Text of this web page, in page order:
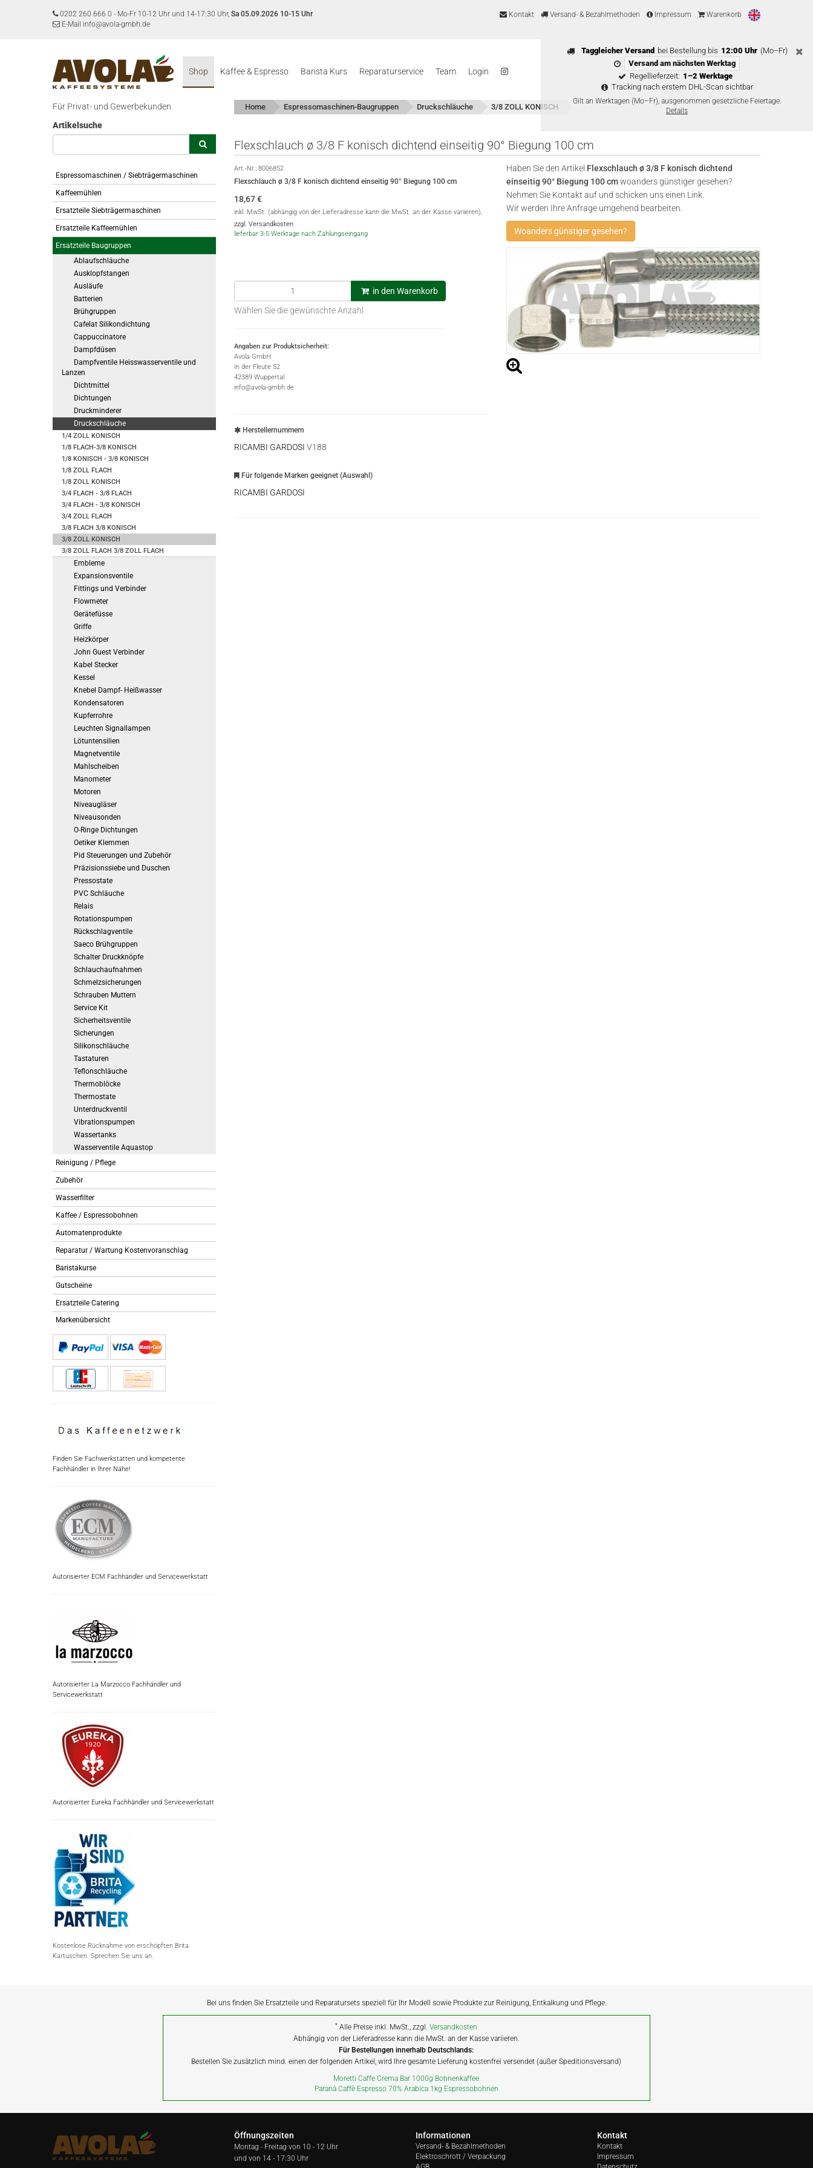
0202 260 666 0 - Mo-Fr 10-12 Uhr und 14-17:30 Uhr, Sa 05.09.2026 10-15 Uhr
E-Mail info@avola-gmbh.de
Kontakt Versand- & Bezahlmethoden Impressum Warenkorb
Taggleicher Versand bei Bestellung bis 12:00 Uhr (Mo–Fr)
Versand am nächsten Werktag
Regellieferzeit: 1–2 Werktage
Tracking nach erstem DHL-Scan sichtbar
Gilt an Werktagen (Mo–Fr), ausgenommen gesetzliche Feiertage.
Details
Shop Kaffee & Espresso Barista Kurs Reparaturservice Team Login
Für Privat- und Gewerbekunden
Artikelsuche
Espressomaschinen / Siebträgermaschinen
Kaffeemühlen
Ersatzteile Siebträgermaschinen
Ersatzteile Kaffeemühlen
Ersatzteile Baugruppen
Ablaufschläuche
Ausklopfstangen
Ausläufe
Batterien
Brühgruppen
Cafelat Silikondichtung
Cappuccinatore
Dampfdüsen
Dampfventile Heisswasserventile und
Lanzen
Dichtmittel
Dichtungen
Druckminderer
Druckschläuche
1/4 ZOLL KONISCH
1/8 FLACH-3/8 KONISCH
1/8 KONISCH - 3/8 KONISCH
1/8 ZOLL FLACH
1/8 ZOLL KONISCH
3/4 FLACH - 3/8 FLACH
3/4 FLACH - 3/8 KONISCH
3/4 ZOLL FLACH
3/8 FLACH 3/8 KONISCH
3/8 ZOLL KONISCH
3/8 ZOLL FLACH 3/8 ZOLL FLACH
Embleme
Expansionsventile
Fittings und Verbinder
Flowmeter
Gerätefüsse
Griffe
Heizkörper
John Guest Verbinder
Kabel Stecker
Kessel
Knebel Dampf- Heißwasser
Kondensatoren
Kupferrohre
Leuchten Signallampen
Lötuntensilien
Magnetventile
Mahlscheiben
Manometer
Motoren
Niveaugläser
Niveausonden
O-Ringe Dichtungen
Oetiker Klemmen
Pid Steuerungen und Zubehör
Präzisionssiebe und Duschen
Pressostate
PVC Schläuche
Relais
Rotationspumpen
Rückschlagventile
Saeco Brühgruppen
Schalter Druckknöpfe
Schlauchaufnahmen
Schmelzsicherungen
Schrauben Muttern
Service Kit
Sicherheitsventile
Sicherungen
Silikonschläuche
Tastaturen
Teflonschläuche
Thermoblöcke
Thermostate
Unterdruckventil
Vibrationspumpen
Wassertanks
Wasserventile Aquastop
Reinigung / Pflege
Zubehör
Wasserfilter
Kaffee / Espressobohnen
Automatenprodukte
Reparatur / Wartung Kostenvoranschlag
Baristakurse
Gutscheine
Ersatzteile Catering
Markenübersicht
Finden Sie Fachwerkstätten und kompetente
Fachhändler in Ihrer Nähe!
Autorisierter ECM Fachhändler und Servicewerkstatt
Autorisierter La Marzocco Fachhändler und
Servicewerkstatt
Autorisierter Eureka Fachhändler und Servicewerkstatt
Kostenlose Rücknahme von erschöpften Brita
Kartuschen. Sprechen Sie uns an.
Home Espressomaschinen-Baugruppen Druckschläuche 3/8 ZOLL KONISCH
Flexschlauch ø 3/8 F konisch dichtend einseitig 90° Biegung 100 cm
Art.-Nr.: 8006852
Flexschlauch ø 3/8 F konisch dichtend einseitig 90° Biegung 100 cm
18,67€
inkl. MwSt. (abhängig von der Lieferadresse kann die MwSt. an der Kasse variieren),
zzgl. Versandkosten
lieferbar 3-5 Werktage nach Zahlungseingang
in den Warenkorb
Wählen Sie die gewünschte Anzahl
Angaben zur Produktsicherheit:
Avola GmbH
In der Fleute 52
42389 Wuppertal
info@avola-gmbh.de
Herstellernummern
RICAMBI GARDOSI V188
Für folgende Marken geeignet (Auswahl)
RICAMBI GARDOSI
Haben Sie den Artikel Flexschlauch ø 3/8 F konisch dichtend
einseitig 90° Biegung 100 cmwoanders günstiger gesehen?
Nehmen Sie Kontakt auf und schicken uns einen Link.
Wir werden Ihre Anfrage umgehend bearbeiten.
Woanders günstiger gesehen?
Bei uns finden Sie Ersatzteile und Reparatursets speziell für Ihr Modell sowie Produkte zur Reinigung, Entkalkung und Pflege.
* Alle Preise inkl. MwSt., zzgl.Versandkosten
Abhängig von der Lieferadresse kann die MwSt. an der Kasse variieren.
Für Bestellungen innerhalb Deutschlands:
Bestellen Sie zusätzlich mind. einen der folgenden Artikel, wird Ihre gesamte Lieferung kostenfrei versendet (außer Speditionsversand)
Moretti Caffe Crema Bar 1000g Bohnenkaffee
Paranà Caffè Espresso 70% Arabica 1kg Espressobohnen
Öffnungszeiten
Montag - Freitag von 10 - 12 Uhr
und von 14 - 17:30 Uhr
Informationen
Versand- & Bezahlmethoden
Elektroschrott / Verpackung
Kontakt
Kontakt
Impressum